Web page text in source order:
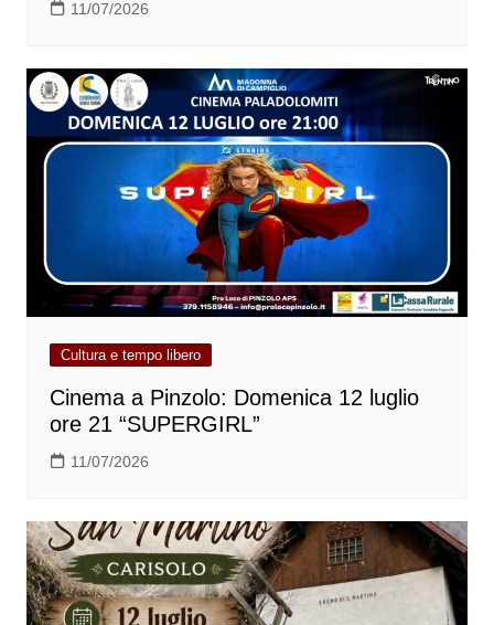
11/07/2026
Cultura e tempo libero
Cinema a Pinzolo: Domenica 12 luglio
ore 21 “SUPERGIRL”
11/07/2026